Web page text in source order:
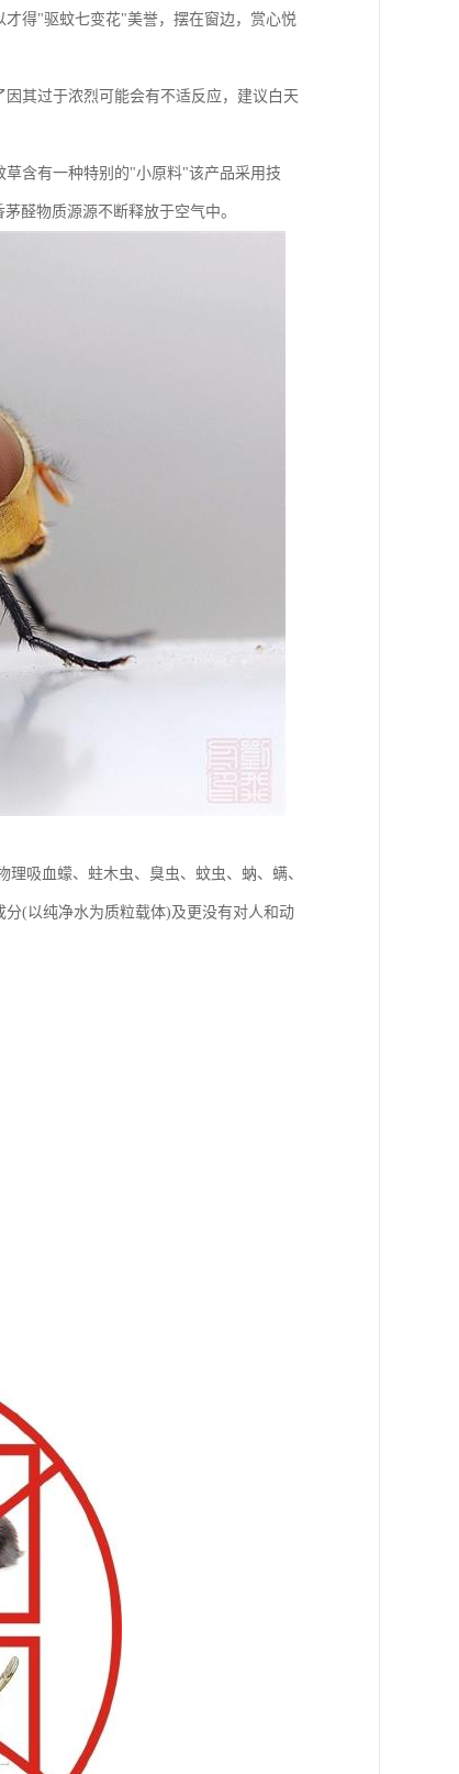
得"驱蚊七变花"美誉，摆在窗边，赏心悦
其过于浓烈可能会有不适反应，建议白天
含有一种特别的"小原料"该产品采用技
醛物质源源不断释放于空气中。
吸血蠓、蛀木虫、臭虫、蚊虫、蚋、螨、
(以纯净水为质粒载体)及更没有对人和动